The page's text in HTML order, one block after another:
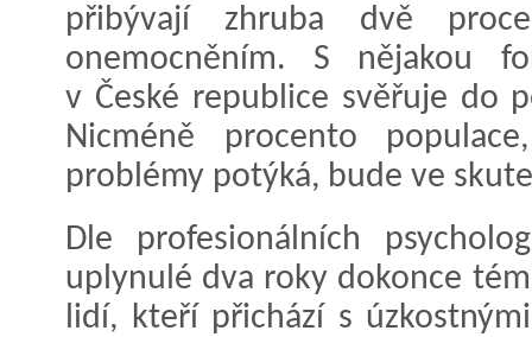
přibývají zhruba dvě
onemocněním. S nějakou
v České republice svěřuje do
Nicméně procento
problémy potýká, bude ve
Dle profesionálních
uplynulé dva roky dokonce
lidí, kteří přichází s